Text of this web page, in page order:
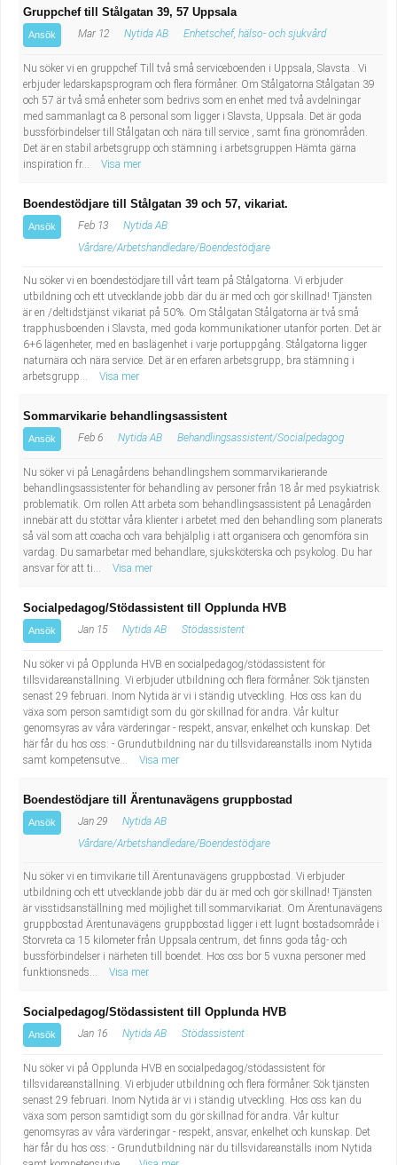
Gruppchef till Stålgatan 39, 57 Uppsala
Ansök Mar 12 Nytida AB Enhetschef, hälso- och sjukvård
Nu söker vi en gruppchef Till två små serviceboenden i Uppsala, Slavsta . Vi
erbjuder ledarskapsprogram och flera förmåner. Om Stålgatorna Stålgatan 39
och 57 är två små enheter som bedrivs som en enhet med två avdelningar
med sammanlagt ca 8 personal som ligger i Slavsta, Uppsala. Det är goda
bussförbindelser till Stålgatan och nära till service , samt fina grönområden.
Det är en stabil arbetsgrupp och stämning i arbetsgruppen Hämta gärna
inspiration fr...
Visa mer
Boendestödjare till Stålgatan 39 och 57, vikariat.
Ansök Feb 13
Nytida AB
Vårdare/Arbetshandledare/Boendestödjare
Nu söker vi en boendestödjare till vårt team på Stålgatorna. Vi erbjuder
utbildning och ett utvecklande jobb där du är med och gör skillnad! Tjänsten
är en /deltidstjänst vikariat på 50%. Om Stålgatan Stålgatorna är två små
trapphusboenden i Slavsta, med goda kommunikationer utanför porten. Det är
6+6 lägenheter, med en baslägenhet i varje portuppgång. Stålgatorna ligger
naturnära och nära service. Det är en erfaren arbetsgrupp, bra stämning i
arbetsgrupp...
Visa mer
Sommarvikarie behandlingsassistent
Ansök Feb 6 Nytida AB Behandlingsassistent/Socialpedagog
Nu söker vi på Lenagårdens behandlingshem sommarvikarierande
behandlingsassistenter för behandling av personer från 18 år med psykiatrisk
problematik. Om rollen Att arbeta som behandlingsassistent på Lenagården
innebär att du stöttar våra klienter i arbetet med den behandling som planerats
så väl som att coacha och vara behjälplig i att organisera och genomföra sin
vardag. Du samarbetar med behandlare, sjuksköterska och psykolog. Du har
ansvar för att ti...
Visa mer
Socialpedagog/Stödassistent till Opplunda HVB
Ansök Jan 15 Nytida AB Stödassistent
Nu söker vi på Opplunda HVB en socialpedagog/stödassistent för
tillsvidareanställning. Vi erbjuder utbildning och flera förmåner. Sök tjänsten
senast 29 februari. Inom Nytida är vi i ständig utveckling. Hos oss kan du
växa som person samtidigt som du gör skillnad för andra. Vår kultur
genomsyras av våra värderingar - respekt, ansvar, enkelhet och kunskap. Det
här får du hos oss: - Grundutbildning när du tillsvidareanställs inom Nytida
samt kompetensutve...
Visa mer
Boendestödjare till Ärentunavägens gruppbostad
Ansök Jan 29
Nytida AB
Vårdare/Arbetshandledare/Boendestödjare
Nu söker vi en timvikarie till Ärentunavägens gruppbostad. Vi erbjuder
utbildning och ett utvecklande jobb där du är med och gör skillnad! Tjänsten
är visstidsanställning med möjlighet till sommarvikariat. Om Ärentunavägens
gruppbostad Ärentunavägens gruppbostad ligger i ett lugnt bostadsområde i
Storvreta ca 15 kilometer från Uppsala centrum, det finns goda tåg- och
bussförbindelser i närheten till boendet. Hos oss bor 5 vuxna personer med
funktionsneds...
Visa mer
Socialpedagog/Stödassistent till Opplunda HVB
Ansök Jan 16 Nytida AB Stödassistent
Nu söker vi på Opplunda HVB en socialpedagog/stödassistent för
tillsvidareanställning. Vi erbjuder utbildning och flera förmåner. Sök tjänsten
senast 29 februari. Inom Nytida är vi i ständig utveckling. Hos oss kan du
växa som person samtidigt som du gör skillnad för andra. Vår kultur
genomsyras av våra värderingar - respekt, ansvar, enkelhet och kunskap. Det
här får du hos oss: - Grundutbildning när du tillsvidareanställs inom Nytida